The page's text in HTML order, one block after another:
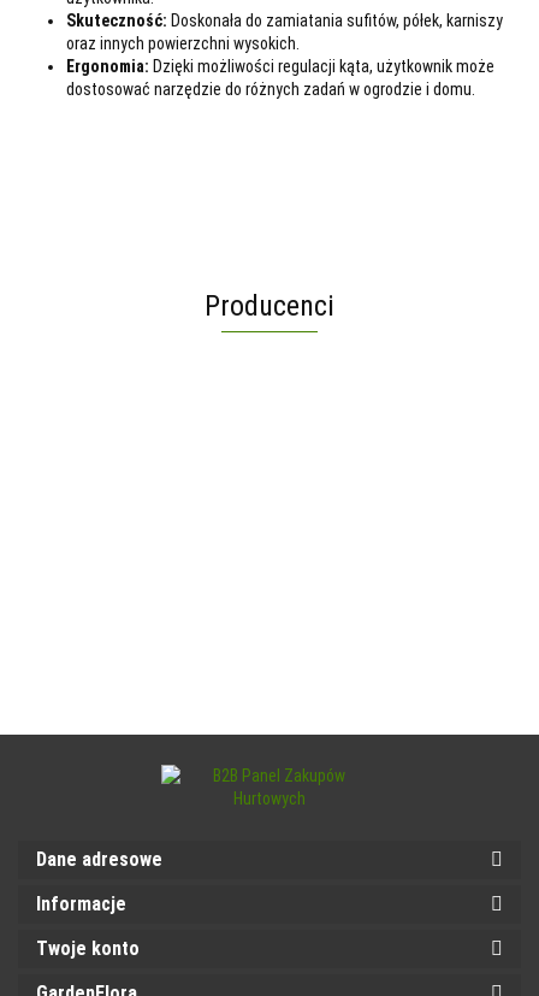
Skuteczność: Doskonała do zamiatania sufitów, półek, karniszy
oraz innych powierzchni wysokich.
Ergonomia: Dzięki możliwości regulacji kąta, użytkownik może
dostosować narzędzie do różnych zadań w ogrodzie i domu.
Producenci
Dane adresowe
Informacje
Twoje konto